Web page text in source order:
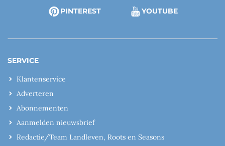
PINTEREST YOUTUBE
SERVICE
Klantenservice
Adverteren
Abonnementen
Aanmelden nieuwsbrief
Redactie/Team Landleven, Roots en Seasons